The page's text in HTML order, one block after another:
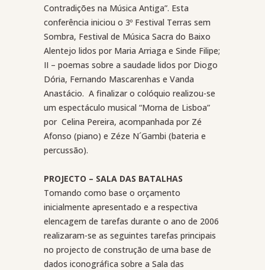
Contradições na Música Antiga”. Esta
conferência iniciou o 3º Festival Terras sem
Sombra, Festival de Música Sacra do Baixo
Alentejo lidos por Maria Arriaga e Sinde Filipe;
II – poemas sobre a saudade lidos por Diogo
Dória, Fernando Mascarenhas e Vanda
Anastácio. A finalizar o colóquio realizou-se
um espectáculo musical “Morna de Lisboa”
por Celina Pereira, acompanhada por Zé
Afonso (piano) e Zéze N´Gambi (bateria e
percussão).
PROJECTO – SALA DAS BATALHAS
Tomando como base o orçamento
inicialmente apresentado e a respectiva
elencagem de tarefas durante o ano de 2006
realizaram-se as seguintes tarefas principais
no projecto de construção de uma base de
dados iconográfica sobre a Sala das